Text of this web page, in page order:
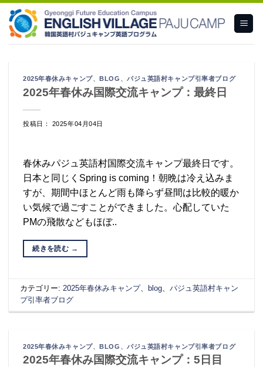
content
2025年春休みキャンプ、BLOG 、パジュ英語村キャンプ引率者ブログ
2025年春休み国際交流キャンプ：最終日
投稿日： 2025年04月04日
春休みパジュ英語村国際交流キャンプ最終日です。
日本と同じくSpring is coming！朝晩は冷え込みま
すが、期間中ほとんど雨も降らず昼間は比較的暖か
い気候で過ごすことができました。心配していた
PMの飛散などもほぼ..
続きを読む →
カテゴリー: 2025年春休みキャンプ、 blog 、パジュ英語村キャン
プ引率者ブログ
2025年春休みキャンプ、BLOG 、パジュ英語村キャンプ引率者ブログ
2025年春休み国際交流キャンプ：5日目